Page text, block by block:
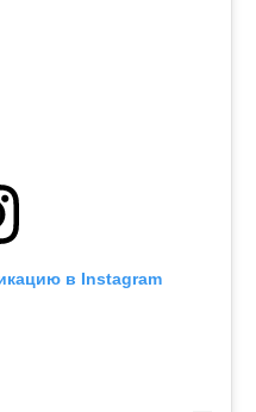
в Instagram